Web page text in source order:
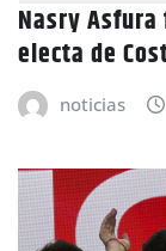
Nasry
electa de
noticias